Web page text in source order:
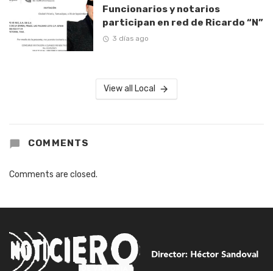
Funcionarios y notarios
participan en red de Ricardo “N”
3 días ago
View all Local
COMMENTS
Comments are closed.